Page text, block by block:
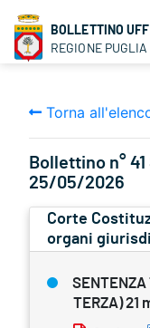
BOLLETTINO
REGIONE PUGLIA
Torna
Bollettino n°
25/05/2026
Corte
organi
SENTENZA
TERZA) 21